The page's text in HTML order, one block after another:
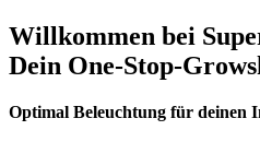
Willkommen bei
Dein One-Stop-
Optimal Beleuchtung für deinen